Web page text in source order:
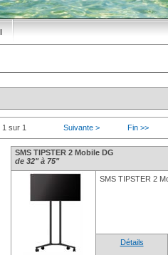
1 sur 1 Suivante > Fin >>
SMS TIPSTER 2 Mobile DG
de 32" à 75"
SMS TIPSTER 2
Détails